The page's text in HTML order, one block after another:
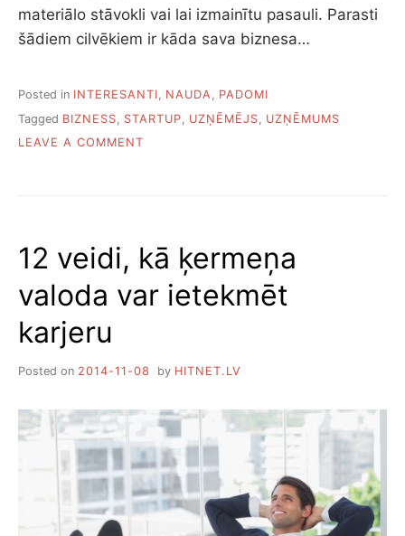
materiālo stāvokli vai lai izmainītu pasauli. Parasti
šādiem cilvēkiem ir kāda sava biznesa…
Posted in INTERESANTI, NAUDA, PADOMI
Tagged BIZNESS STARTUP UZŅĒMĒJS
UZŅĒMUMS
LEAVE A COMMENT
BIZNESU
12 veidi, kā ķermeņa
valoda var ietekmēt
karjeru
Posted on 2014-11-08 by HITNET.LV